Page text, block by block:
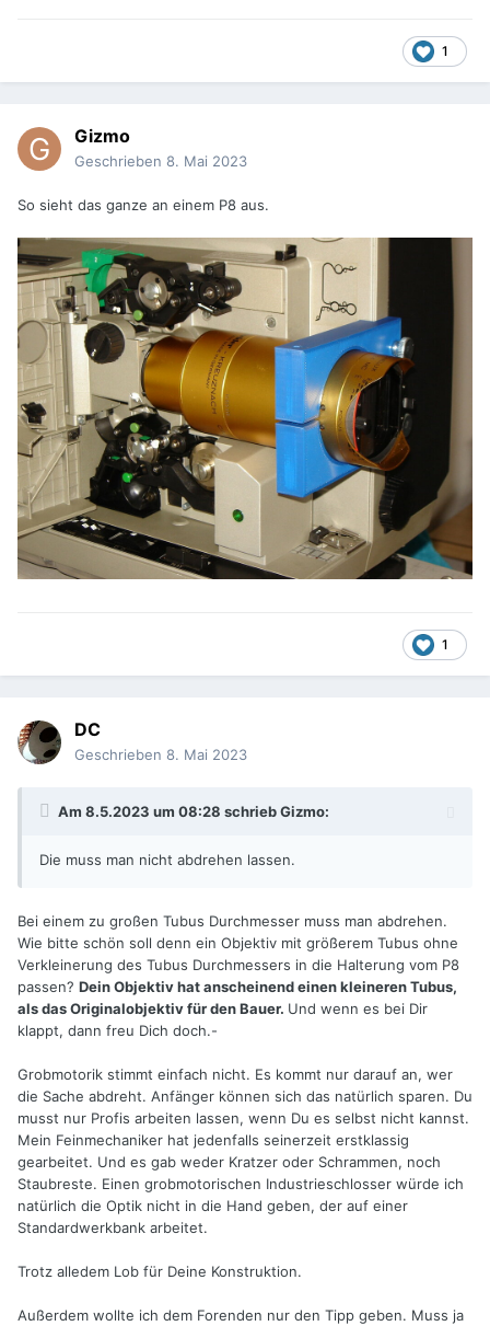
1
Gizmo
Geschrieben 8. Mai 2023
So sieht das ganze an einem P8 aus.
1
DC
Geschrieben 8. Mai 2023
Am 8.5.2023 um 08:28 schriebGizmo:
Die muss man nicht abdrehen lassen.
Bei einem zu großen Tubus Durchmesser muss man abdrehen.
Wie bitte schön soll denn ein Objektiv mit größerem Tubus ohne
Verkleinerung des Tubus Durchmessers in die Halterung vom P8
passen? Dein Objektiv hat anscheinend einen kleineren Tubus,
als das Originalobjektiv für den Bauer. Und wenn es bei Dir
klappt, dann freu Dich doch.-
Grobmotorik stimmt einfach nicht. Es kommt nur darauf an, wer
die Sache abdreht. Anfänger können sich das natürlich sparen. Du
musst nur Profis arbeiten lassen, wenn Du es selbst nicht kannst.
Mein Feinmechaniker hat jedenfalls seinerzeit erstklassig
gearbeitet. Und es gab weder Kratzer oder Schrammen, noch
Staubreste. Einen grobmotorischen Industrieschlosser würde ich
natürlich die Optik nicht in die Hand geben, der auf einer
Standardwerkbank arbeitet.
Trotz alledem Lob für Deine Konstruktion.
Außerdem wollte ich dem Forenden nur den Tipp geben. Muss ja